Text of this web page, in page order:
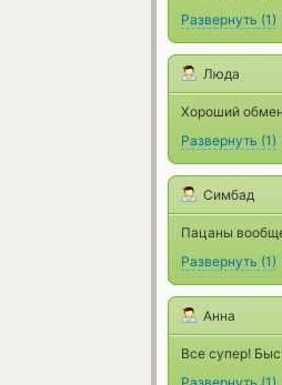
Развернуть (1)
Люда
Хороший
Развернуть (1)
Симбад
Пацаны
Развернуть (1)
Анна
Все супер!